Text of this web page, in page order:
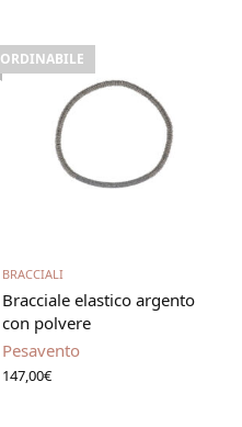
ORDINABILE
BRACCIALI
Bracciale elastico argento
con polvere
Pesavento
147,00€